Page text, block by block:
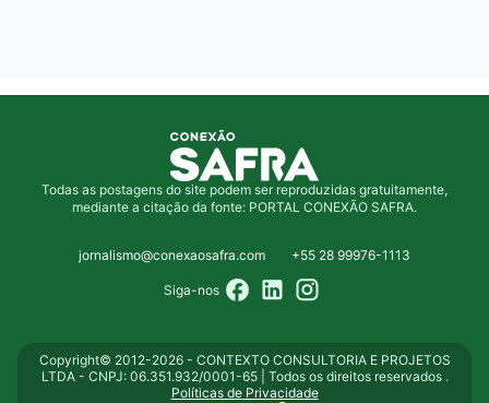
Todas as postagens do site podem ser reproduzidas gratuitamente,
mediante a citação da fonte: PORTAL CONEXÃO SAFRA.
jornalismo@conexaosafra.com +55 28 99976-1113
Siga-nos
Copyright© 2012-2026 - CONTEXTO CONSULTORIA E PROJETOS
LTDA - CNPJ: 06.351.932/0001-65 | Todos os direitos reservados .
Políticas de Privacidade